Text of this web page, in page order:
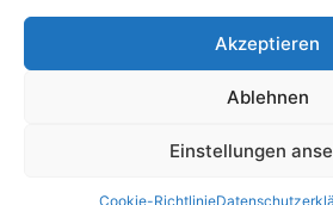
Akzeptieren
Ablehnen
Einstellungen
Cookie-Richtlinie
Breitenheider Straße 275
michelle@regionalmarktowl.de